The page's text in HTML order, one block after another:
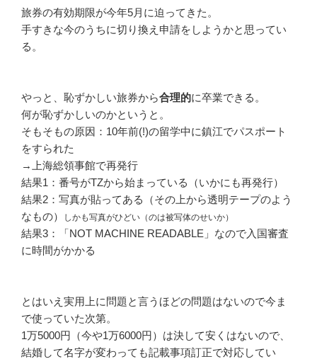
旅券の有効期限が今年5月に迫ってきた。
手すきな今のうちに切り換え申請をしようかと思ってい
る。
やっと、恥ずかしい旅券から合理的に卒業できる。
何が恥ずかしいのかというと。
そもそもの原因：10年前(!)の留学中に鎮江でパスポート
をすられた
→上海総領事館で再発行
結果1：番号がTZから始まっている（いかにも再発行）
結果2：写真が貼ってある（その上から透明テープのよう
なもの）
しかも写真がひどい（のは被写体のせいか）
結果3：「NOT MACHINE READABLE」なので入国審査
に時間がかかる
とはいえ実用上に問題と言うほどの問題はないので今ま
で使っていた次第。
1万5000円（今や1万6000円）は決して安くはないので、
結婚して名字が変わっても記載事項訂正で対応してい